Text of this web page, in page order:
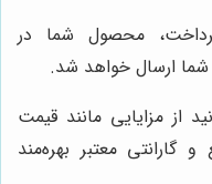
محصول شما در
شما ارسال خواهد شد.
از مزایایی مانند قیمت
معتبر بهره‌مند